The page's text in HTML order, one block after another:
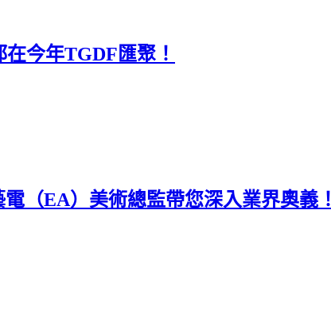
今年TGDF匯聚！
（EA）美術總監帶您深入業界奧義！